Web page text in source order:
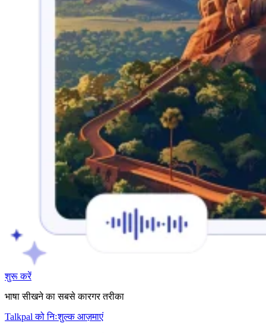
शुरू करें
भाषा सीखने का सबसे कारगर तरीका
Talkpal को निःशुल्क आज़माएं